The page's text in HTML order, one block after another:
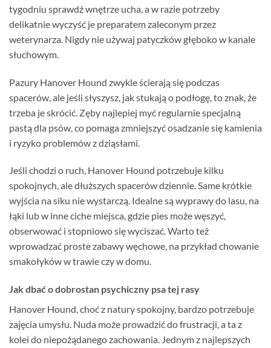
tygodniu sprawdź wnętrze ucha, a w razie potrzeby
delikatnie wyczyść je preparatem zaleconym przez
weterynarza. Nigdy nie używaj patyczków głęboko w kanale
słuchowym.
Pazury Hanover Hound zwykle ścierają się podczas
spacerów, ale jeśli słyszysz, jak stukają o podłogę, to znak, że
trzeba je skrócić. Zęby najlepiej myć regularnie specjalną
pastą dla psów, co pomaga zmniejszyć osadzanie się kamienia
i ryzyko problemów z dziąsłami.
Jeśli chodzi o ruch, Hanover Hound potrzebuje kilku
spokojnych, ale dłuższych spacerów dziennie. Same krótkie
wyjścia na siku nie wystarczą. Idealne są wyprawy do lasu, na
łąki lub w inne ciche miejsca, gdzie pies może węszyć,
obserwować i stopniowo się wyciszać. Warto też
wprowadzać proste zabawy węchowe, na przykład chowanie
smakołyków w trawie czy w domu.
Jak dbać o dobrostan psychiczny psa tej rasy
Hanover Hound, choć z natury spokojny, bardzo potrzebuje
zajęcia umysłu. Nuda może prowadzić do frustracji, a ta z
kolei do niepożądanego zachowania. Jednym z najlepszych